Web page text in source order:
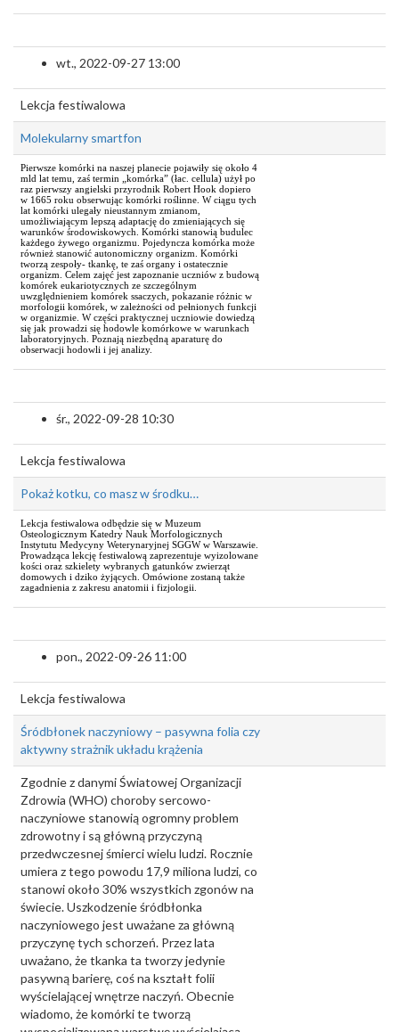
wt., 2022-09-27 13:00
Lekcja festiwalowa
Molekularny smartfon
Pierwsze komórki na naszej planecie pojawiły się około 4
mld lat temu, zaś termin „komórka” (łac. cellula) użył po
raz pierwszy angielski przyrodnik Robert Hook dopiero
w 1665 roku obserwując komórki roślinne. W ciągu tych
lat komórki ulegały nieustannym zmianom,
umożliwiającym lepszą adaptację do zmieniających się
warunków środowiskowych. Komórki stanowią budulec
każdego żywego organizmu. Pojedyncza komórka może
również stanowić autonomiczny organizm. Komórki
tworzą zespoły- tkankę, te zaś organy i ostatecznie
organizm. Celem zajęć jest zapoznanie uczniów z budową
komórek eukariotycznych ze szczególnym
uwzględnieniem komórek ssaczych, pokazanie różnic w
morfologii komórek, w zależności od pełnionych funkcji
w organizmie. W części praktycznej uczniowie dowiedzą
się jak prowadzi się hodowle komórkowe w warunkach
laboratoryjnych. Poznają niezbędną aparaturę do
obserwacji hodowli i jej analizy.
śr., 2022-09-28 10:30
Lekcja festiwalowa
Pokaż kotku, co masz w środku…
Lekcja festiwalowa odbędzie się w Muzeum
Osteologicznym Katedry Nauk Morfologicznych
Instytutu Medycyny Weterynaryjnej SGGW w Warszawie.
Prowadząca lekcję festiwalową zaprezentuje wyizolowane
kości oraz szkielety wybranych gatunków zwierząt
domowych i dziko żyjących. Omówione zostaną także
zagadnienia z zakresu anatomii i fizjologii.
pon., 2022-09-26 11:00
Lekcja festiwalowa
Śródbłonek naczyniowy – pasywna folia czy
aktywny strażnik układu krążenia
Zgodnie z danymi Światowej Organizacji
Zdrowia (WHO) choroby sercowo-
naczyniowe stanowią ogromny problem
zdrowotny i są główną przyczyną
przedwczesnej śmierci wielu ludzi. Rocznie
umiera z tego powodu 17,9 miliona ludzi, co
stanowi około 30% wszystkich zgonów na
świecie. Uszkodzenie śródbłonka
naczyniowego jest uważane za główną
przyczynę tych schorzeń. Przez lata
uważano, że tkanka ta tworzy jedynie
pasywną barierę, coś na kształt folii
wyścielającej wnętrze naczyń. Obecnie
wiadomo, że komórki te tworzą